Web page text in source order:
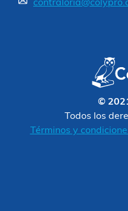
©
Todos los
Términos y